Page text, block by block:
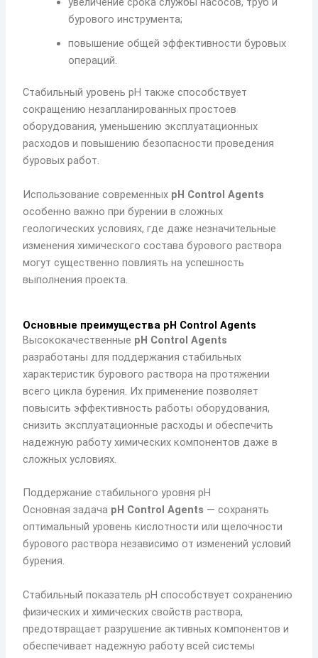
бурового инструмента;
повышение общей эффективности буровых
операций.
Стабильный уровень pH также способствует
сокращению незапланированных простоев
оборудования, уменьшению эксплуатационных
расходов и повышению безопасности проведения
буровых работ.
Использование современных pH Control Agents
особенно важно при бурении в сложных
геологических условиях, где даже незначительные
изменения химического состава бурового раствора
могут существенно повлиять на успешность
выполнения проекта.
Основные преимущества pH Control Agents
Высококачественные pH Control Agents
разработаны для поддержания стабильных
характеристик бурового раствора на протяжении
всего цикла бурения. Их применение позволяет
повысить эффективность работы оборудования,
снизить эксплуатационные расходы и обеспечить
надежную работу химических компонентов даже в
сложных условиях.
Поддержание стабильного уровня pH
Основная задача pH Control Agents — сохранять
оптимальный уровень кислотности или щелочности
бурового раствора независимо от изменений условий
бурения.
Стабильный показатель pH способствует сохранению
физических и химических свойств раствора,
предотвращает разрушение активных компонентов и
обеспечивает надежную работу всей системы